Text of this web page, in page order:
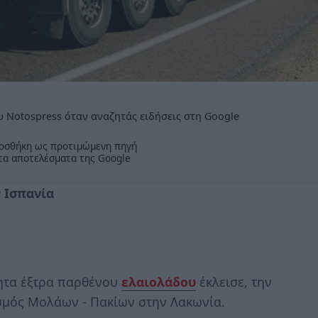
όταν αναζητάς ειδήσεις στη Google
ως προτιμώμενη πηγή
αποτελέσματα της Google
έξτρα παρθένου ελαιολάδου έκλεισε, την
Μολάων - Πακίων στην Λακωνία.